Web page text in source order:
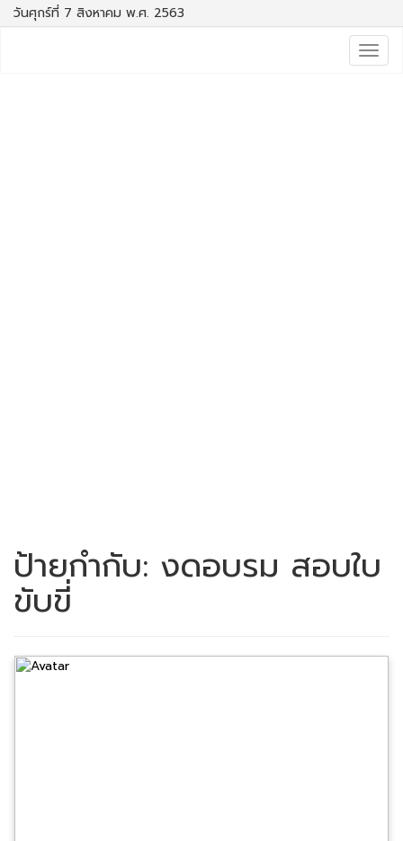
วันศุกร์ที่ 7 สิงหาคม พ.ศ. 2563
ป้ายกำกับ: งดอบรม สอบใบ
ขับขี่